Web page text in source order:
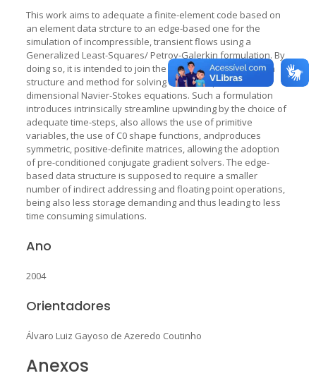
This work aims to adequate a finite-element code based on
an element data strcture to an edge-based one for the
simulation of incompressible, transient flows using a
Generalized Least-Squares/ Petrov-Galerkin formulation. By
doing so, it is intended to join the advantages of both data
structure and method for solving the imcompressible two-
dimensional Navier-Stokes equations. Such a formulation
introduces intrinsically streamline upwinding by the choice of
adequate time-steps, also allows the use of primitive
variables, the use of C0 shape functions, andproduces
symmetric, positive-definite matrices, allowing the adoption
of pre-conditioned conjugate gradient solvers. The edge-
based data structure is supposed to require a smaller
number of indirect addressing and floating point operations,
being also less storage demanding and thus leading to less
time consuming simulations.
Ano
2004
Orientadores
Álvaro Luiz Gayoso de Azeredo Coutinho
Anexos